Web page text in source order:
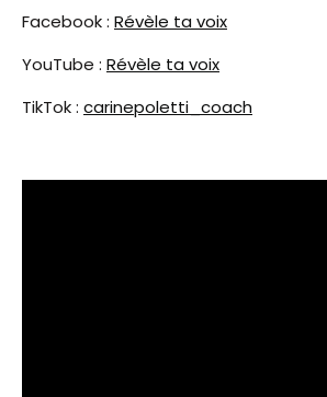
Facebook : Révèle ta voix
YouTube : Révèle ta voix
TikTok : carinepoletti_coach